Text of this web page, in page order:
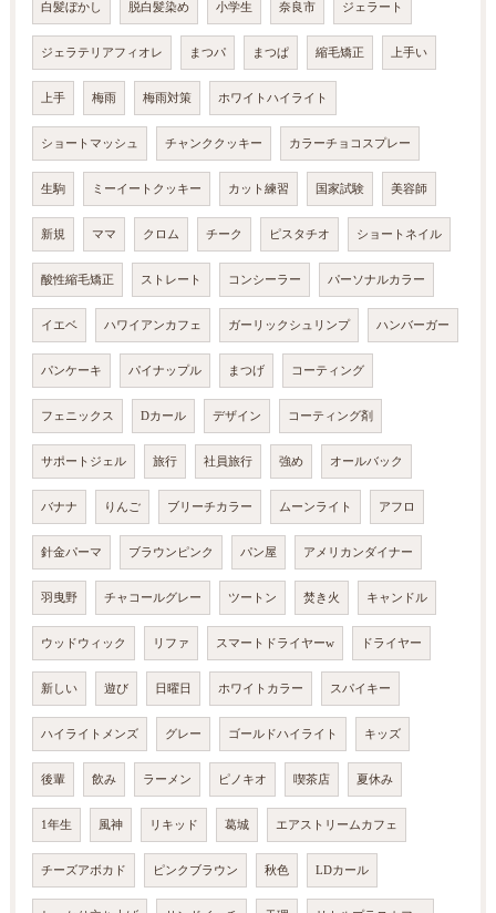
白髪ぼかし 脱白髪染め 小学生 奈良市 ジェラート
ジェラテリアフィオレ まつパ まつぱ 縮毛矯正 上手い
上手 梅雨 梅雨対策 ホワイトハイライト
ショートマッシュ チャンククッキー カラーチョコスプレー
生駒 ミーイートクッキー カット練習 国家試験 美容師
新規 ママ クロム チーク ピスタチオ ショートネイル
酸性縮毛矯正 ストレート コンシーラー パーソナルカラー
イエベ ハワイアンカフェ ガーリックシュリンプ ハンバーガー
パンケーキ パイナップル まつげ コーティング
フェニックス Dカール デザイン コーティング剤
サポートジェル 旅行 社員旅行 強め オールバック
バナナ りんご ブリーチカラー ムーンライト アフロ
針金パーマ ブラウンピンク パン屋 アメリカンダイナー
羽曳野 チャコールグレー ツートン 焚き火 キャンドル
ウッドウィック リファ スマートドライヤーw ドライヤー
新しい 遊び 日曜日 ホワイトカラー スパイキー
ハイライトメンズ グレー ゴールドハイライト キッズ
後輩 飲み ラーメン ピノキオ 喫茶店 夏休み
1年生 風神 リキッド 葛城 エアストリームカフェ
チーズアボカド ピンクブラウン 秋色 LDカール